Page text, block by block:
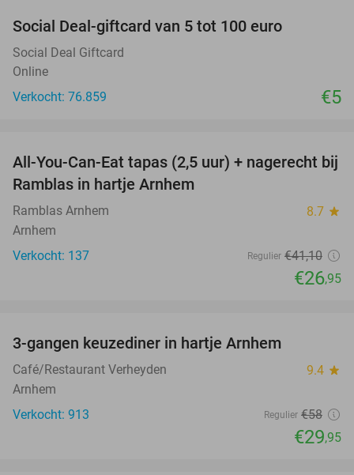
Social Deal-giftcard van 5 tot 100 euro
Social Deal Giftcard
Online
Verkocht: 76.859
€5
34%
All-You-Can-Eat tapas (2,5 uur) + nagerecht bij
Ramblas in hartje Arnhem
Ramblas Arnhem 8.7 star
Arnhem
Verkocht: 137
Regulier €41,10
€26,95
3-gangen keuzediner in hartje Arnhem
Café/Restaurant Verheyden 9.4 star
Arnhem
Verkocht: 913
Regulier €58
€29,95